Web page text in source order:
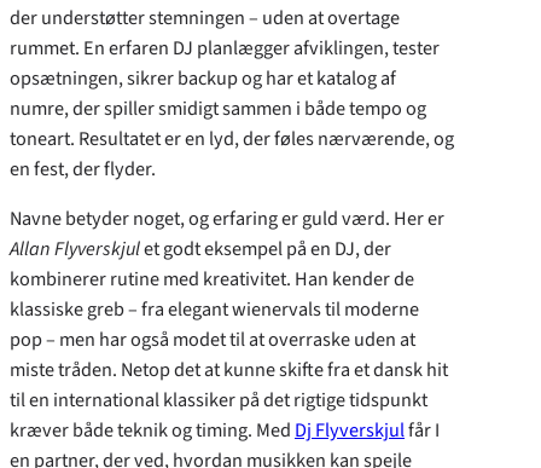
der understøtter stemningen – uden at overtage
rummet. En erfaren DJ planlægger afviklingen, tester
opsætningen, sikrer backup og har et katalog af
numre, der spiller smidigt sammen i både tempo og
toneart. Resultatet er en lyd, der føles nærværende, og
en fest, der flyder.
Navne betyder noget, og erfaring er guld værd. Her er
Allan Flyverskjulet godt eksempel på en DJ, der
kombinerer rutine med kreativitet. Han kender de
klassiske greb – fra elegant wienervals til moderne
pop – men har også modet til at overraske uden at
miste tråden. Netop det at kunne skifte fra et dansk hit
til en international klassiker på det rigtige tidspunkt
kræver både teknik og timing. Med Dj Flyverskjulfår I
en partner, der ved, hvordan musikken kan spejle